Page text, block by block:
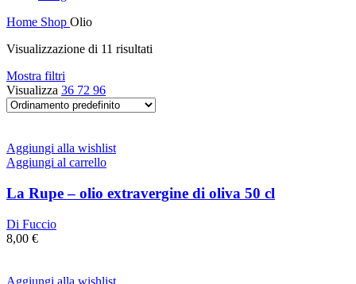
Home Shop Olio
Visualizzazione di 11 risultati
Mostra filtri
Visualizza 36 72 96
Aggiungi alla wishlist
Aggiungi al carrello
La Rupe – olio extravergine di oliva 50 cl
Di Fuccio
8,00 €
Aggiungi alla wishlist